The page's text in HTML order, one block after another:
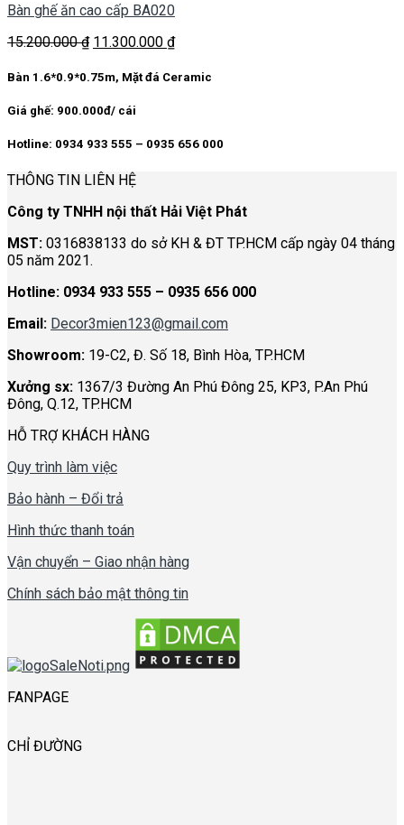
Bàn ghế ăn cao cấp BA020
15.200.000₫ Giá
là:
11.300.000 ₫Giá
tại
Bàn 1.6*0.9*0.75m, Mặt đá Ceramic
Giá ghế: 900.000đ/ cái
Hotline: 0934 933 555 – 0935 656 000
THÔNG TIN LIÊN HỆ
Công ty TNHH nội thất Hải Việt Phát
MST: 0316838133 do sở KH & ĐT TP.HCM cấp ngày 04 tháng
05 năm 2021.
Hotline: 0934 933 555 – 0935 656 000
Email: Decor3mien123@gmail.com
Showroom: 19-C2, Đ. Số 18, Bình Hòa, TP.HCM
Xưởng sx: 1367/3 Đường An Phú Đông 25, KP3, P.An Phú
Đông, Q.12, TP.HCM
HỖ TRỢ KHÁCH HÀNG
Quy trình làm việc
Bảo hành – Đổi trả
Hình thức thanh toán
Vận chuyển – Giao nhận hàng
Chính sách bảo mật thông tin
FANPAGE
CHỈ ĐƯỜNG